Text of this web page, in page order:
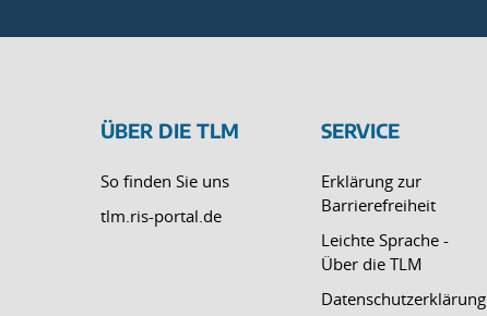
ÜBER DIE TLM
So finden Sie uns
tlm.ris-portal.de
SERVICE
Erklärung zur
Barrierefreiheit
Leichte Sprache -
Über die TLM
Datenschutzerklärung